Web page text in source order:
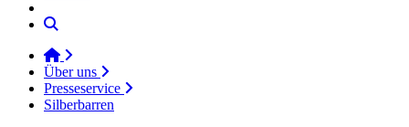
Über uns
Presseservice
Silberbarren